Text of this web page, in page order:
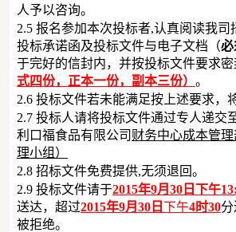
人予以咨询。
2.5 报名参加本次投标者,认真阅读我司
投标承诺函及投标文件与电子文档（必
于完好的信封内，并按投标文件要求
式四份，正本一份，副本三份） 。
2.6 投标文件若未能满足按上述要求，
2.7 投标人请将投标文件通过专人递交
利口福食品有限公司 财务中心成本管
理小组）
2.8 招标文件免费提供,无须退回。
2.9 投标文件请于2015年9月30日下午
送达，超过2015年9月30日 下午4时30
被拒绝。